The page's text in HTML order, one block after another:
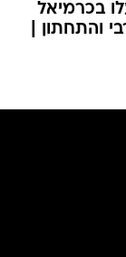
בכרמיאל
והתחתון |